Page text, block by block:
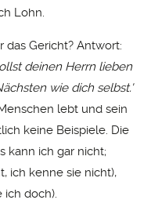
Lohn.
das Gericht? Antwort:
deinen Herrn lieben
wie dich selbst.'
lebt und sein
keine Beispiele. Die
kann ich gar nicht;
ich kenne sie nicht),
ich doch).